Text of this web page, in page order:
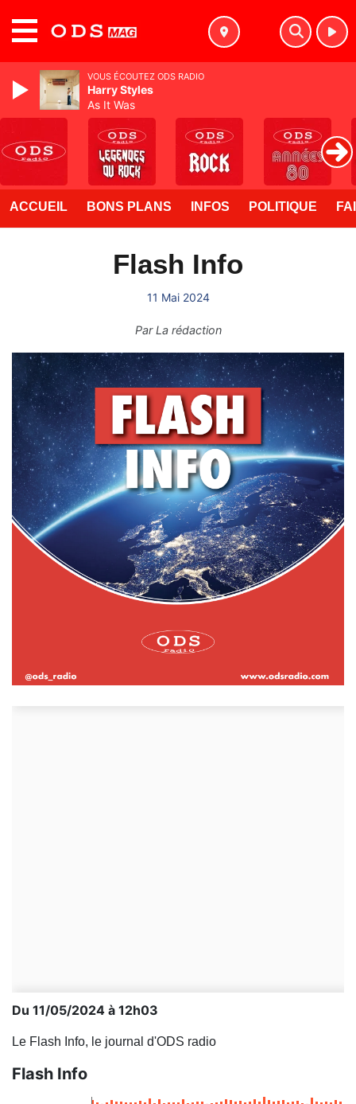
ACCUEIL BONS PLANS INFOS POLITIQUE
Flash Info
11 Mai 2024
ParLa rédaction
Du 11/05/2024 à 12h03
Le Flash Info, le journal d'ODS radio
Flash Info
VOUS ÉCOUTEZ ODS RADIO
Harry Styles
As It Was